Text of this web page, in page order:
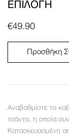
ΕΠΙΛΟΓΉ
€49.90
Προσθήκη
Αναβαθμίστε το
τσάντα, η οποία
Κατασκευασμένη